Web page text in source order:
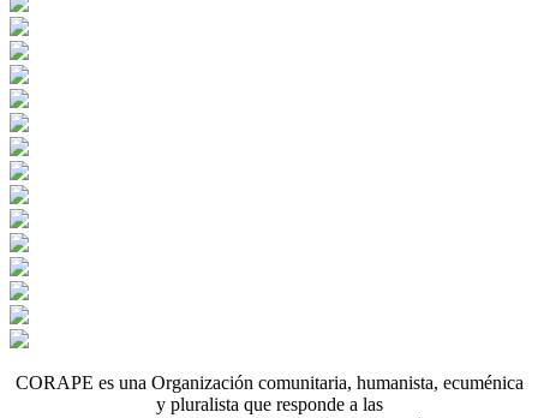
CORAPE es una Organización comunitaria, humanista, ecuménica
y pluralista que responde a las